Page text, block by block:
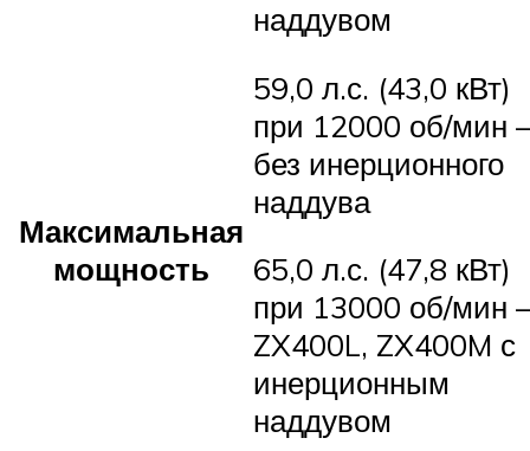
Максимальная
мощность
наддувом
59,0 л.с. (43,0 кВт)
при 12000 об/мин –
без инерционного
наддува
65,0 л.с. (47,8 кВт)
при 13000 об/мин –
ZX400L, ZX400M с
инерционным
наддувом